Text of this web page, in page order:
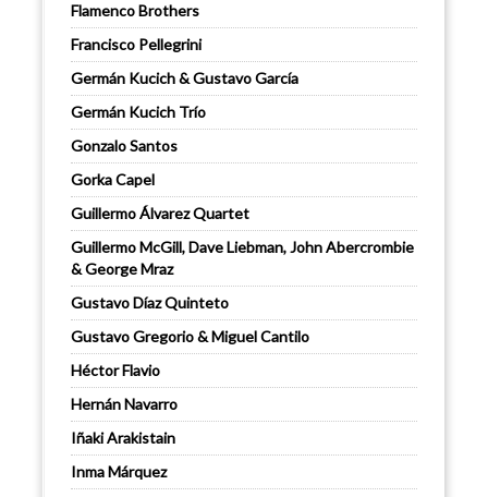
Flamenco Brothers
Francisco Pellegrini
Germán Kucich & Gustavo García
Germán Kucich Trío
Gonzalo Santos
Gorka Capel
Guillermo Álvarez Quartet
Guillermo McGill, Dave Liebman, John Abercrombie
& George Mraz
Gustavo Díaz Quinteto
Gustavo Gregorio & Miguel Cantilo
Héctor Flavio
Hernán Navarro
Iñaki Arakistain
Inma Márquez